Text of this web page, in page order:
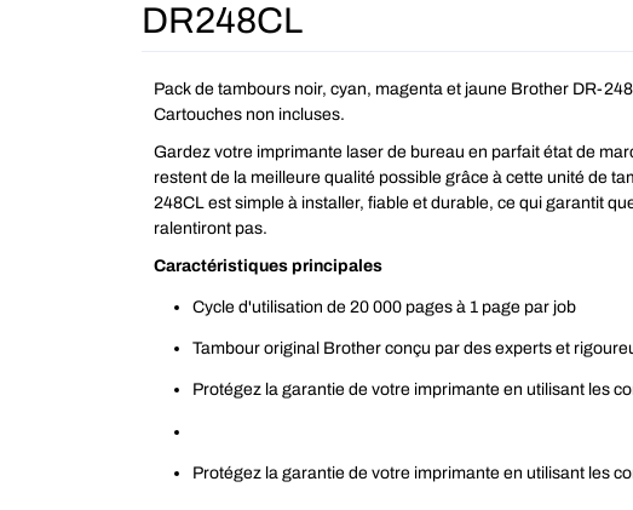
DR248CL
Pack de tambours noir, cyan, magenta et jaune Brother DR-
Cartouches non incluses.
Gardez votre imprimante laser de bureau en parfait état de
restent de la meilleure qualité possible grâce à cette unité de
248CL est simple à installer, fiable et durable, ce qui garantit
ralentiront pas.
Caractéristiques principales
Cycle d'utilisation de 20 000 pages à 1 page par job
Tambour original Brother conçu par des experts et
Protégez la garantie de votre imprimante en utilisant les
Protégez la garantie de votre imprimante en utilisant les